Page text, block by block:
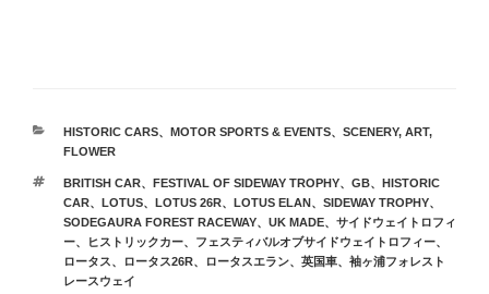
カ
テ
リ
ー
HISTORIC CARS、 MOTOR SPORTS & EVENTS、 SCENERY, ART,
FLOWER
タ
グ
BRITISH CAR、 FESTIVAL OF SIDEWAY TROPHY、 GB、
HISTORIC
CAR、 LOTUS、 LOTUS 26R、 LOTUS ELAN 、 SIDEWAY TROPHY、
SODEGAURA FOREST RACEWAY、 UK MADE、 サイドウェイトロフィ
ー、 ヒストリックカー、 フェスティバルオブサイドウェイトロフィー、
ロータス、 ロータス26R、 ロータスエラン、 英国車、 袖ヶ浦フォレスト
レースウェイ